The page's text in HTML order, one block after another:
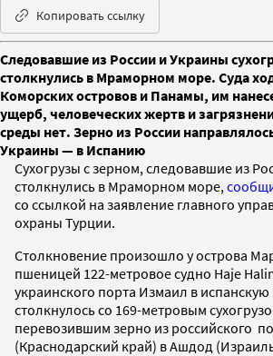
Копировать ссылку
Следовавшие из России и Украины
столкнулись в Мраморном море. Суда
Коморских островов и Панамы, им
ущерб, человеческих жертв и
среды нет. Зерно из России
Украины — в Испанию
Сухогрузы с зерном, следовавшие из
столкнулись в Мраморном море,
со ссылкой на заявление главного
охраны Турции.
Столкновение произошло у острова
пшеницей 122-метровое судно Haje
украинского порта Измаил в
столкнулось со 169-метровым
перевозившим зерно из российского
(Краснодарский край) в Ашдод